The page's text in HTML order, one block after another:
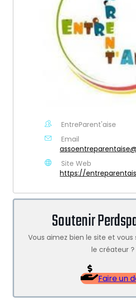
EntreParent'aise
Email
Site Web
https://
Soutenir
Vous aimez bien le site et
le créateur ?
Faire un